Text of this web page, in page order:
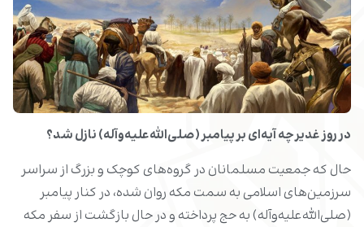
در روز غدیر چه آیه‌ای بر پیامبر (صلی‌الله‌علیه‌وآله) نازل شد؟
حال که جمعیت مسلمانان در گروه‌های کوچک و بزرگ از سراسر
سرزمین‌های اسلامی به سمت مکه روان شده، در کنار پیامبر
(صلی‌الله‌علیه‌وآله) به حج پرداخته و در حال بازگشت از سفر مکه